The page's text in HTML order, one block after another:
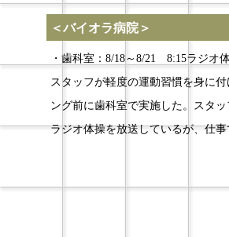
＜バイオラ病院＞
・歯科室：8/18～8/21 8:15ラジ
スタッフが軽度の運動習慣を身に
ング前に歯科室で実施した。スタ
ラジオ体操を放送しているが、仕